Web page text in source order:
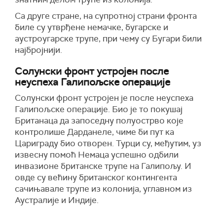
Са друге стране, на супротној страни фронта
биле су утврђене немачке, бугарске и
аустроугарске трупе, при чему су Бугари били
најбројнији.
Солунски фронт устројен после
неуспеха Галипољске операције
Солунски фронт устројен је после неуспеха
Галипољске операције. Био је то покушај
Британаца да запоседну полуострво које
контролише Дарданеле, чиме би пут ка
Цариграду био отворен. Турци су, међутим, уз
извесну помоћ Немаца успешно одбили
инвазионе британске трупе на Галипољу. И
овде су већину британског контингента
сачињавале трупе из колонија, углавном из
Аустралије и Индије.